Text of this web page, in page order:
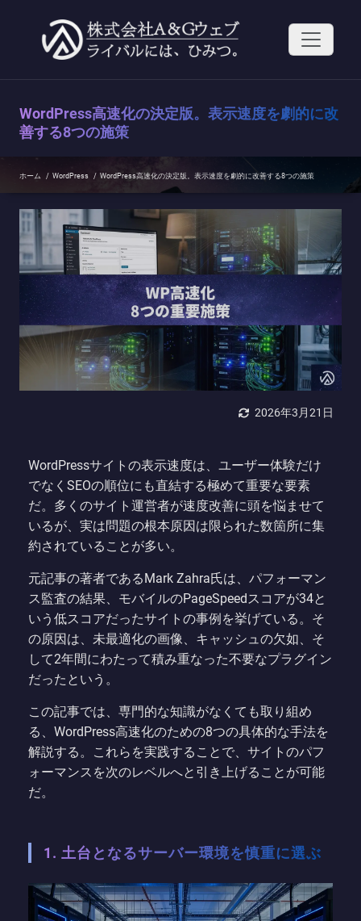
へ
WordPress高速化の決定版。表示速度を劇的に改
善する8つの施策
ホーム / WordPress / WordPress高速化の決定版。表示速度を劇的に改善する8つの施策
2026年3月21日
WordPressサイトの表示速度は、ユーザー体験だけ
でなくSEOの順位にも直結する極めて重要な要素
だ。多くのサイト運営者が速度改善に頭を悩ませて
いるが、実は問題の根本原因は限られた数箇所に集
約されていることが多い。
元記事の著者であるMark Zahra氏は、パフォーマン
ス監査の結果、モバイルのPageSpeedスコアが34と
いう低スコアだったサイトの事例を挙げている。そ
の原因は、未最適化の画像、キャッシュの欠如、そ
して2年間にわたって積み重なった不要なプラグイン
だったという。
この記事では、専門的な知識がなくても取り組め
る、WordPress高速化のための8つの具体的な手法を
解説する。これらを実践することで、サイトのパフ
ォーマンスを次のレベルへと引き上げることが可能
だ。
1. 土台となるサーバー環境を慎重に選ぶ